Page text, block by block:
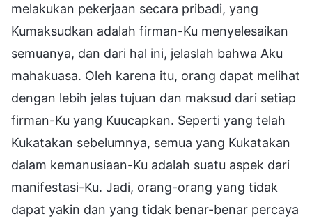
melakukan pekerjaan secara pribadi, yang
Kumaksudkan adalah firman-Ku menyelesaikan
semuanya, dan dari hal ini, jelaslah bahwa Aku
mahakuasa. Oleh karena itu, orang dapat melihat
dengan lebih jelas tujuan dan maksud dari setiap
firman-Ku yang Kuucapkan. Seperti yang telah
Kukatakan sebelumnya, semua yang Kukatakan
dalam kemanusiaan-Ku adalah suatu aspek dari
manifestasi-Ku. Jadi, orang-orang yang tidak
dapat yakin dan yang tidak benar-benar percaya